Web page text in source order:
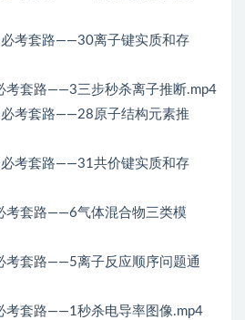
必考套路——30离子键实质和存
考套路——3三步秒杀离子推断.mp4
必考套路——28原子结构元素推
必考套路——31共价键实质和存
考套路——6气体混合物三类模
考套路——5离子反应顺序问题通
考套路——1秒杀电导率图像.mp4